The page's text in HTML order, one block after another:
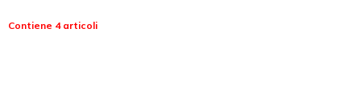
Contiene 4 articoli